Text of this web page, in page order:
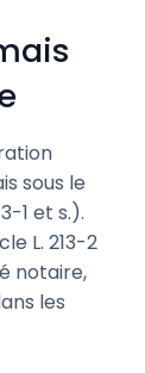
sous le
1 et s.).
L. 213-2
notaire,
les